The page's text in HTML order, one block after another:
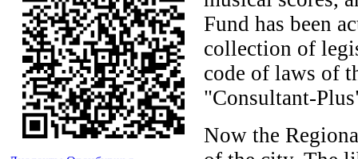
Fund has been
collection of
code of laws of
"Consultant-
Now the